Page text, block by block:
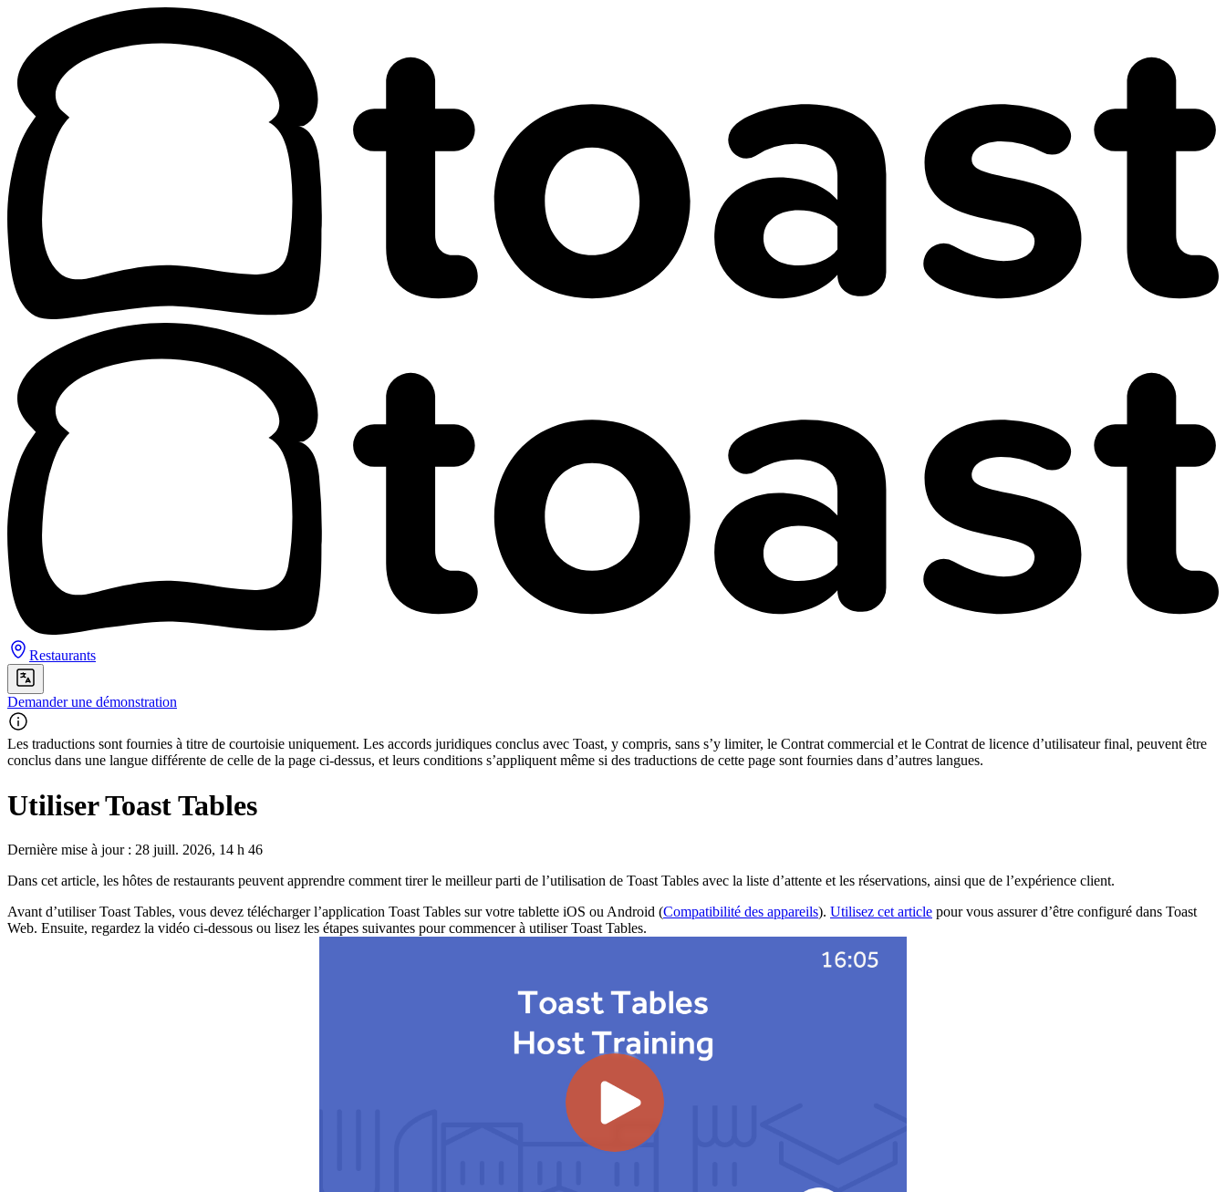
Restaurants
Demander une démonstration
Les traductions sont fournies à titre de courtoisie uniquement. Les accords juridiques conclus avec Toast, y compris, sans s’y limiter, le Contrat commercial et le Contrat de licence d’utilisateur final, peuvent être
conclus dans une langue différente de celle de la page ci-dessus, et leurs conditions s’appliquent même si des traductions de cette page sont fournies dans d’autres langues.
Utiliser Toast Tables
Dernière mise à jour : 28 juill. 2026, 14 h 46
Dans cet article, les hôtes de restaurants peuvent apprendre comment tirer le meilleur parti de l’utilisation de Toast Tables avec la liste d’attente et les réservations, ainsi que de l’expérience client.
Avant d’utiliser Toast Tables, vous devez télécharger l’application Toast Tables sur votre tablette iOS ou Android (Compatibilité des appareils). Utilisez cet article pour vous assurer d’être configuré dans Toast
Web. Ensuite, regardez la vidéo ci-dessous ou lisez les étapes suivantes pour commencer à utiliser Toast Tables.